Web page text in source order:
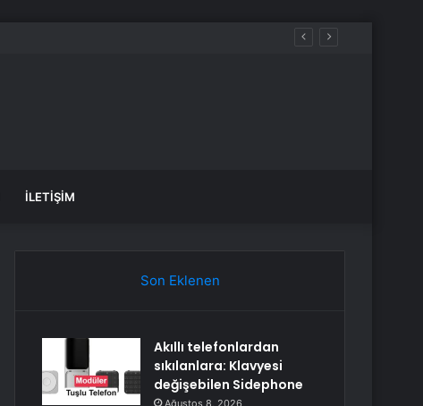
İLETIŞIM
Son Eklenen
Akıllı telefonlardan
sıkılanlara: Klavyesi
değişebilen Sidephone
Ağustos 8, 2026